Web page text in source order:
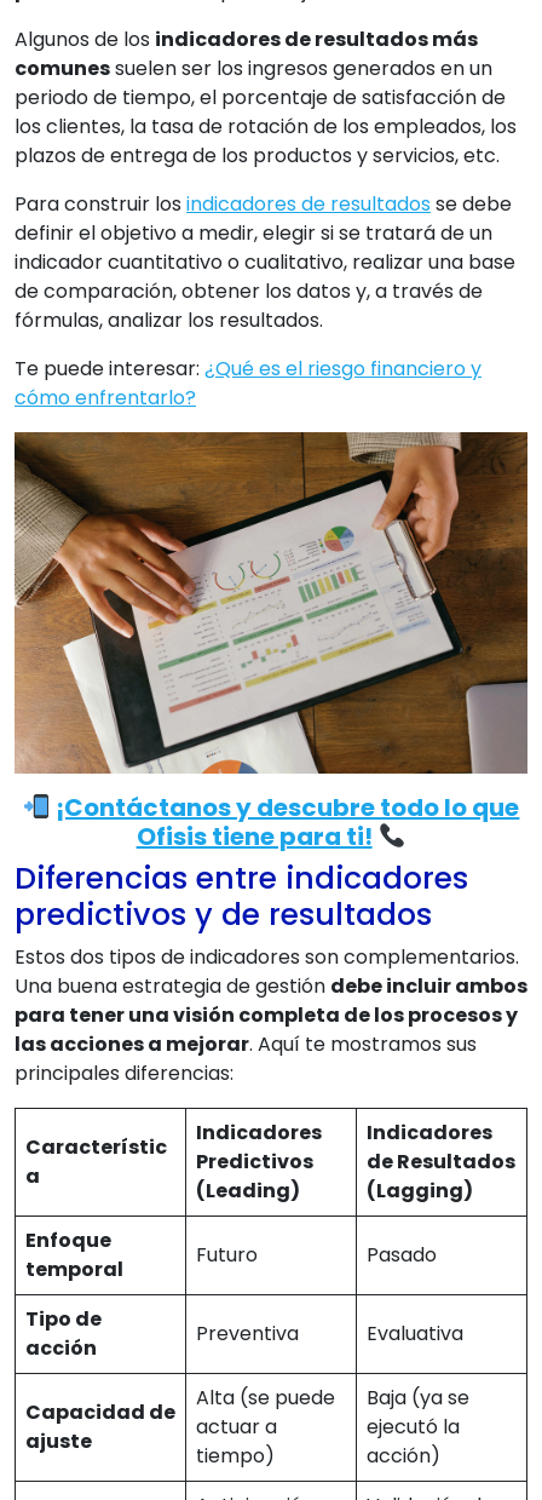
Algunos de los indicadores de resultados más
comunessuelen ser los ingresos generados en un
periodo de tiempo, el porcentaje de satisfacción de
los clientes, la tasa de rotación de los empleados, los
plazos de entrega de los productos y servicios, etc.
Para construir los indicadores de resultadosse debe
definir el objetivo a medir, elegir si se tratará de un
indicador cuantitativo o cualitativo, realizar una base
de comparación, obtener los datos y, a través de
fórmulas, analizar los resultados.
Te puede interesar: ¿Qué es el riesgo financiero y
cómo enfrentarlo?
¡Contáctanos y descubre todo lo que
Ofisis tiene para ti!
Diferencias entre indicadores
predictivos y de resultados
Estos dos tipos de indicadores son complementarios.
Una buena estrategia de gestión debe incluir ambos
para tener una visión completa de los procesos y
las acciones a mejorar. Aquí te mostramos sus
principales diferencias:
Característic
a
Indicadores
Predictivos
(Leading)
Indicadores
de Resultados
(Lagging)
Enfoque
temporal
Futuro Pasado
Tipo de
acción
Preventiva Evaluativa
Capacidad de
ajuste
Alta (se puede
actuar a
tiempo)
Baja (ya se
ejecutó la
acción)